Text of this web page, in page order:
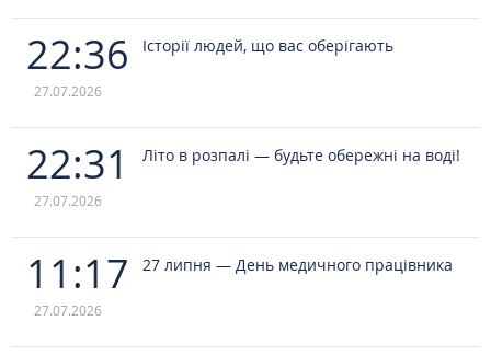
22:36
27.07.2026
Історії людей, що вас оберігають
22:31
27.07.2026
Літо в розпалі — будьте обережні на воді!
11:17
27.07.2026
27 липня — День медичного працівника